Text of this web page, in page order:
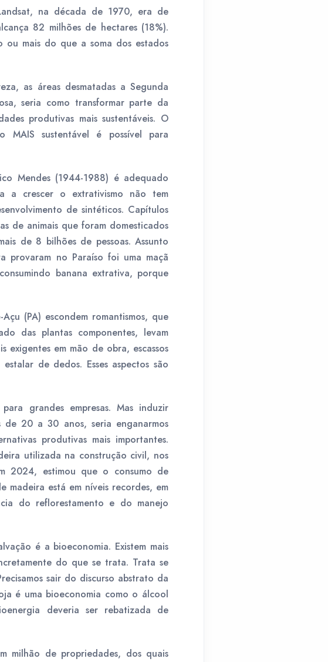
na década de 1970, era de
82 milhões de hectares (18%).
ou mais do que a soma dos estados
as áreas desmatadas a Segunda
seria como transformar parte da
produtivas mais sustentáveis. O
MAIS sustentável é possível para
Mendes (1944-1988) é adequado
a crescer o extrativismo não tem
de sintéticos. Capítulos
de animais que foram domesticados
de 8 bilhões de pessoas. Assunto
no Paraíso foi uma maçã
banana extrativa, porque
(PA) escondem romantismos, que
das plantas componentes, levam
em mão de obra, escassos
de dedos. Esses aspectos são
grandes empresas. Mas induzir
de 20 a 30 anos, seria enganarmos
produtivas mais importantes.
utilizada na construção civil, nos
2024, estimou que o consumo de
está em níveis recordes, em
do reflorestamento e do manejo
é a bioeconomia. Existem mais
do que se trata. Trata se
sair do discurso abstrato da
é uma bioeconomia como o álcool
deveria ser rebatizada de
milhão de propriedades, dos quais